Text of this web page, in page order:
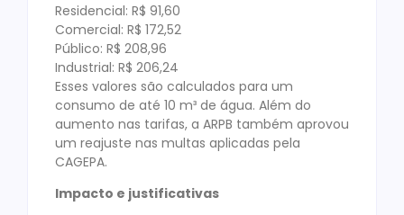
Residencial: R$ 91,60
Comercial: R$ 172,52
Público: R$ 208,96
Industrial: R$ 206,24
Esses valores são calculados para um
consumo de até 10 m³ de água. Além do
aumento nas tarifas, a ARPB também aprovou
um reajuste nas multas aplicadas pela
CAGEPA.
Impacto e justificativas